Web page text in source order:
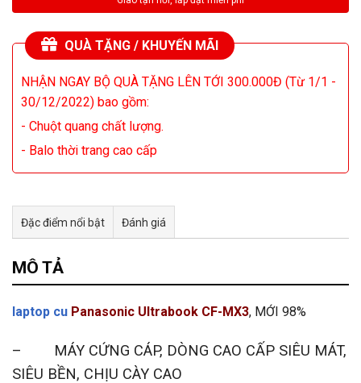
QUÀ TẶNG / KHUYẾN MÃI
NHẬN NGAY BỘ QUÀ TẶNG LÊN TỚI 300.000Đ (Từ 1/1 -
30/12/2022) bao gồm:
- Chuột quang chất lượng.
- Balo thời trang cao cấp
Đặc điểm nổi bật Đánh giá
Tư vấn & bán hàng qua Facebook
MÔ TẢ
laptop cu Panasonic Ultrabook CF-MX3, MỚI 98%
– MÁY CỨNG CÁP, DÒNG CAO CẤP SIÊU MÁT,
SIÊU BỀN, CHỊU CÀY CAO